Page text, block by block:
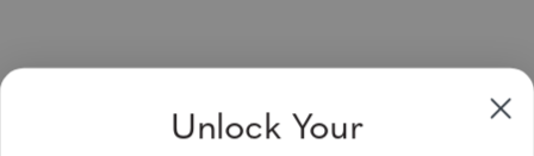
Sign Up & Save
Unlock Your